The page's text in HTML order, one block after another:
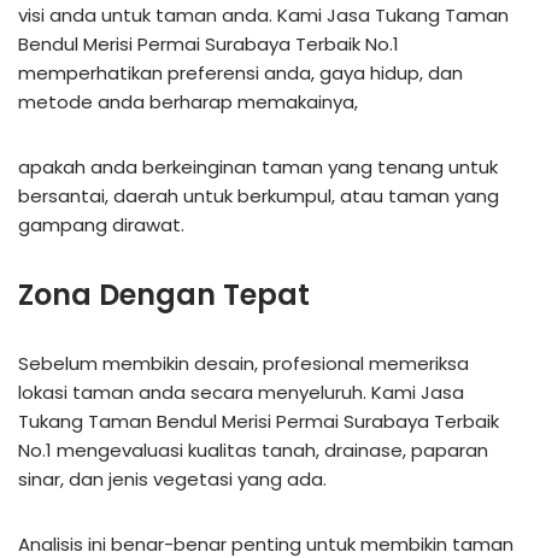
visi anda untuk taman anda. Kami Jasa Tukang Taman
Bendul Merisi Permai Surabaya Terbaik No.1
memperhatikan preferensi anda, gaya hidup, dan
metode anda berharap memakainya,
apakah anda berkeinginan taman yang tenang untuk
bersantai, daerah untuk berkumpul, atau taman yang
gampang dirawat.
Zona Dengan Tepat
Sebelum membikin desain, profesional memeriksa
lokasi taman anda secara menyeluruh. Kami Jasa
Tukang Taman Bendul Merisi Permai Surabaya Terbaik
No.1 mengevaluasi kualitas tanah, drainase, paparan
sinar, dan jenis vegetasi yang ada.
Analisis ini benar-benar penting untuk membikin taman